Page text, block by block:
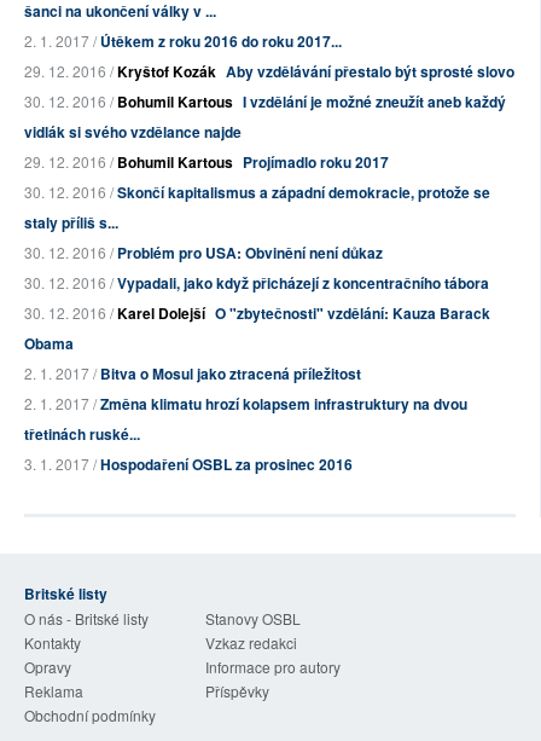
šanci na ukončení války v ...
2. 1. 2017 /Útěkem z roku 2016 do roku 2017...
29. 12. 2016 /Kryštof Kozák Aby vzdělávání přestalo být sprosté slovo
30. 12. 2016 /Bohumil Kartous I vzdělání je možné zneužít aneb každý
vidlák si svého vzdělance najde
29. 12. 2016 /Bohumil Kartous Projímadlo roku 2017
30. 12. 2016 /Skončí kapitalismus a západní demokracie, protože se
staly příliš s...
30. 12. 2016 /Problém pro USA: Obvinění není důkaz
30. 12. 2016 /Vypadali, jako když přicházejí z koncentračního tábora
30. 12. 2016 /Karel Dolejší O "zbytečnosti" vzdělání: Kauza Barack
Obama
2. 1. 2017 /Bitva o Mosul jako ztracená příležitost
2. 1. 2017 /Změna klimatu hrozí kolapsem infrastruktury na dvou
třetinách ruské...
3. 1. 2017 /Hospodaření OSBL za prosinec 2016
Britské listy
O nás - Britské listy
Stanovy OSBL
Kontakty
Vzkaz redakci
Opravy
Informace pro autory
Reklama
Příspěvky
Obchodní podmínky